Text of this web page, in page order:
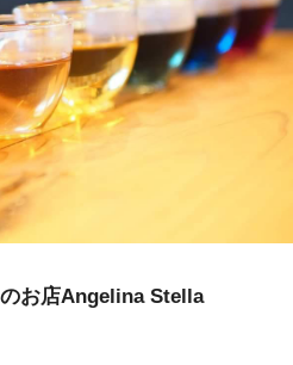
お店Angelina Stella